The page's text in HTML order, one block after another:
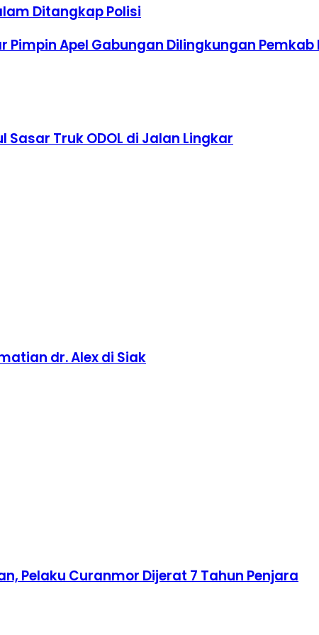
Ditangkap Polisi
Pimpin Apel Gabungan Dilingkungan
Truk ODOL di Jalan Lingkar
dr. Alex di Siak
Pelaku Curanmor Dijerat 7 Tahun Penjara